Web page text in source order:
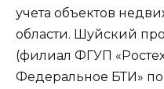
учета объектов
области. Шуйский
(филиал ФГУП
Федеральное БТИ»